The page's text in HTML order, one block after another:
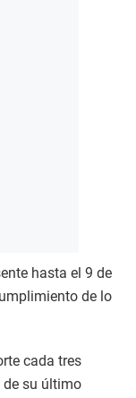
hasta el 9 de
de lo
cada tres
de su último